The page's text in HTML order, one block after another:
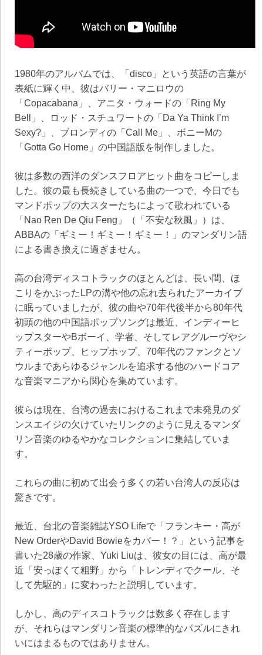
1980年のアルバムでは、「disco」という英語の言葉が
表紙に輝く中、彼はバリー・マニロウの
「Copacabana」、アニタ・ウォードの「Ring My
Bell」、ロッド・スチュワートの「Da Ya Think I’m
Sexy?」、ブロンディの「Call Me」、ボニーMの
「Gotta Go Home」の中国語版を制作しました。
彼は多数の西洋のダンスフロアヒット曲をコピーしま
した。彼の最も長続きしている曲の一つで、今日でも
マンドポップの大スターたちによって歌われている
「Nao Ren De Qiu Feng」（「不安な秋風」）は、
ABBAの「ギミー！ギミー！ギミー！」のマンダリン語
による書き換えに過ぎません。
高の台湾ディスコトラックのほとんどは、長い間、ほ
こりをかぶったLPの溝や他の忘れ去られたアーカイブ
に眠っていましたが、彼の曲や70年代後半から80年代
初頭の他の中国語ポップソングは最近、インディーヒ
ップスターやBボーイ、学者、そしてレアグルーヴやシ
ティーポップ、ヒップホップ、70年代のファンクとソ
ウルまであらゆるジャンルを追求する他のハードコア
な音楽マニアから関心を集めています。
彼らは現在、台湾の過去におけるこれまで未発見のダ
ンスエイジの欠けていたリンクのように見えるマンダ
リン音楽のゆるやかなコレクションに集結していま
す。
これらの曲に初めて出会う多くの若い台湾人の反応は
驚きです。
最近、台北の音楽雑誌YSO Lifeで「フランキー・高が
New OrderやDavid Bowieをカバー！？」という記事を
書いた28歳の作家、Yuki Liuは、彼女の目には、高が最
近「安っぽくて粗野」から「トレンディでクール、そ
して先駆的」に変わったと説明しています。
しかし、高のディスコトラックは数多く存在します
が、それらはマンダリン音楽の標準的なパズルにきれ
いにはまるものではありません。